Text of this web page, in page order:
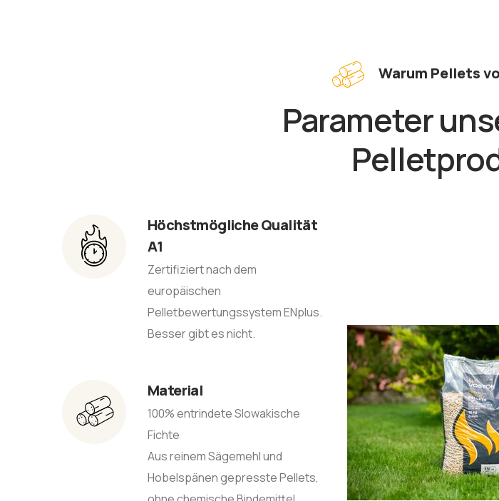
Warum Pellets
Parameter
Höchstmögliche Qualität
A1
Zertifiziert nach dem
europäischen
Pelletbewertungssystem ENplus.
Besser gibt es nicht.
Material
100% entrindete Slowakische
Fichte
Aus reinem Sägemehl und
Hobelspänen gepresste Pellets,